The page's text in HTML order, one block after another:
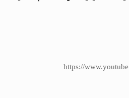
https://